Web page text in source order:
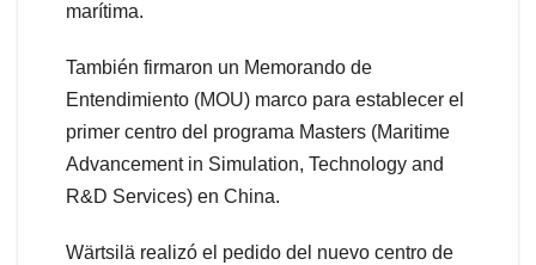
marítima.
También firmaron un Memorando de
Entendimiento (MOU) marco para establecer el
primer centro del programa Masters (Maritime
Advancement in Simulation, Technology and
R&D Services) en China.
Wärtsilä realizó el pedido del nuevo centro de